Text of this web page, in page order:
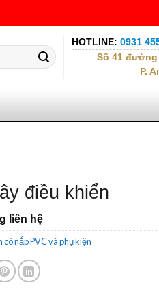
HOTLINE: 0931
Số 41 đường
P.
điều khiển
liên hệ
có nắp PVC và phụ kiện